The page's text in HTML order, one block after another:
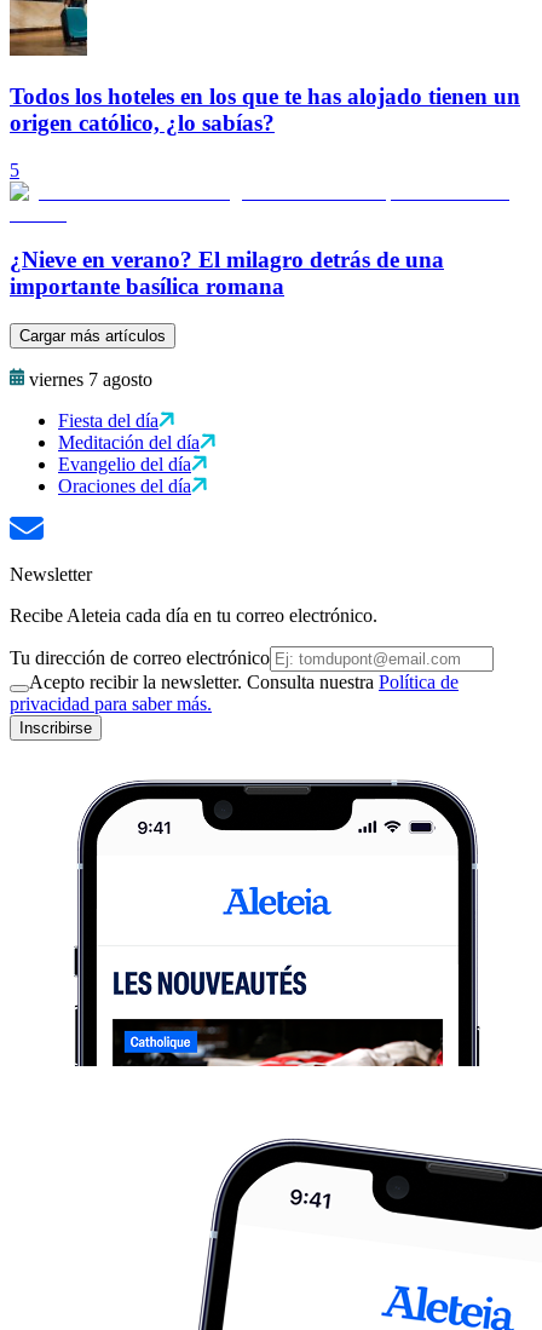
Todos los hoteles en los que te has alojado tienen un
origen católico, ¿lo sabías?
5
¿Nieve en verano? El milagro detrás de una
importante basílica romana
Cargar más artículos
viernes 7 agosto
Fiesta del día
Meditación del día
Evangelio del día
Oraciones del día
Newsletter
Recibe Aleteia cada día en tu correo electrónico.
Tu dirección de correo electrónico
Acepto recibir la newsletter. Consulta nuestra Política de
privacidad para saber más.
Inscribirse